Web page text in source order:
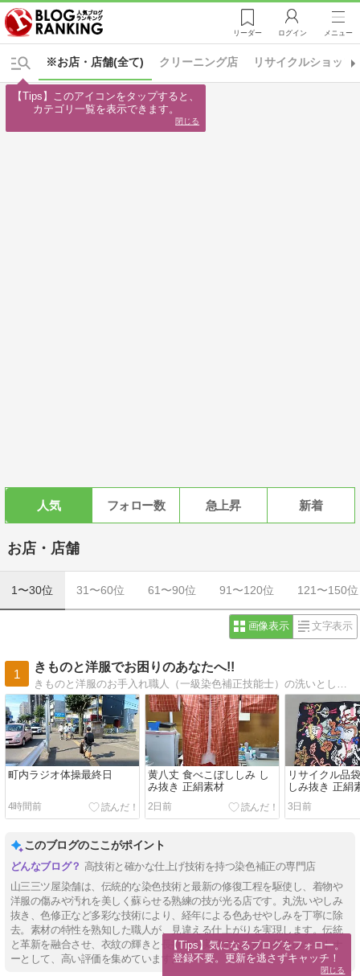
リーダー ログイン メニュー
※お店・店舗(全て) クリーニング店 リサイクルショップ
人気 フォロー数 急上昇 新着
お店・店舗
1〜30位 31〜60位 61〜90位 91〜120位 121〜150位
画像表示 文字表示
1
きものと洋服でお困りのあなたへ!!
町内ラジオ体操最終日
4時間前
黄八丈 食べこぼししみ し
み抜き 正絹素材
2日前
リサイクル品
しみ抜き 正絹
3日前
このブログのここがポイント
高技術と確かな仕上げ技術を持つ染色補正の専門店
山三三ツ屋染舗は、伝統的な染色技術と最新の修復工程を駆使し、着物や
洋服の傷みや汚れを美しく蘇らせる熟練の技が光る店です。丸洗いやしみ
抜き、色修正など多彩な技術により、経年による色あせやしみを丁寧に除
去。素材の特性を熟知した職人が、見違える仕上がりを実現します。伝統
と革新を融合させ、衣紋の輝きと長持ちを実現するための最良のパートナ
ーとして、高い評価を集めています。
【Tips】このアイコンをタップすると、
カテゴリ一覧を表示できます。
閉じる
【Tips】気になるブログをフォロー。
登録不要。更新を逃さずキャッチ！
閉じる